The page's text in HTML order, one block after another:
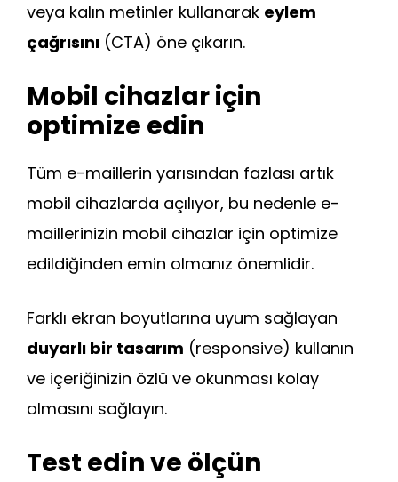
veya kalın metinler kullanarak eylem
çağrısını (CTA) öne çıkarın.
Mobil cihazlar için
optimize edin
Tüm e-maillerin yarısından fazlası artık
mobil cihazlarda açılıyor, bu nedenle e-
maillerinizin mobil cihazlar için optimize
edildiğinden emin olmanız önemlidir.
Farklı ekran boyutlarına uyum sağlayan
duyarlı bir tasarım (responsive) kullanın
ve içeriğinizin özlü ve okunması kolay
olmasını sağlayın.
Test edin ve ölçün